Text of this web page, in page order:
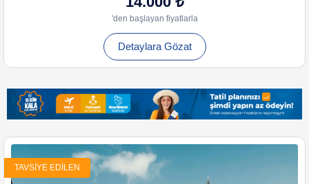
'den başlayan fiyatlarla
Detaylara Gözat
TAVSIYE EDILEN